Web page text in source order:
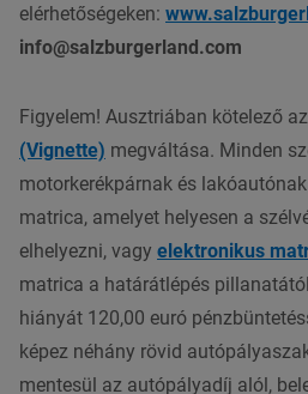
elérhetőségeken:
info@salzburgerland.com
Figyelem! Ausztriában kötelező az
(Vignette) megváltása. Minden
motorkerékpárnak és
matrica, amelyet helyesen a
elhelyezni, vagy elektronikus
matrica a határátlépés
hiányát 120,00 euró
képez néhány rövid
mentesül az autópályadíj alól,